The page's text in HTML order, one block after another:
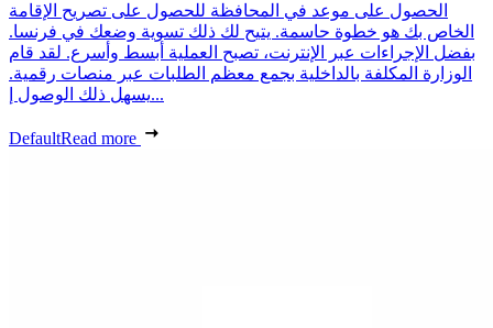
الحصول على موعد في المحافظة للحصول على تصريح الإقامة
الخاص بك هو خطوة حاسمة. يتيح لك ذلك تسوية وضعك في فرنسا.
بفضل الإجراءات عبر الإنترنت، تصبح العملية أبسط وأسرع. لقد قام
الوزارة المكلفة بالداخلية بجمع معظم الطلبات عبر منصات رقمية.
يسهل ذلك الوصول إ...
DefaultRead more